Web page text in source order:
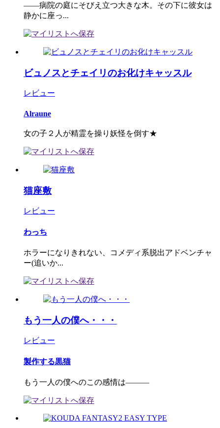
――病院の庭にそびえ立つ大きな木。その下に彼女は
静かに座っ...
ビュノスとチェイリのお化けキャッスル
レビュー
Alraune
女の子２人が精霊を操り妖怪を倒す★
猫座敷
レビュー
わっち
ホラーになりきれない、コメディ系脱出アドベンチャ
ー(追いか...
もう一人の僕へ・・・
レビュー
製作する黒猫
もう一人の僕へのこの感情は―――